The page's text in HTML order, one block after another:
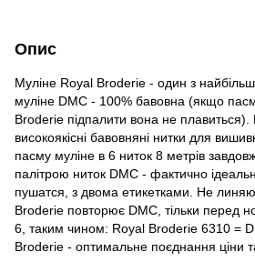
Опис
Муліне Royal Broderie - один з найбільш
муліне DMC - 100% бавовна (якщо
Broderie підпалити вона не
високоякісні бавовняні нитки для
пасму муліне в 6 ниток 8 метрів
палітрою ниток DMC - фактично
пушатся, з двома етикетками. Не
Broderie повторює DMC, тільки перед
6, таким чином: Royal Broderie 6310 =
Broderie - оптимальне поєднання ціни